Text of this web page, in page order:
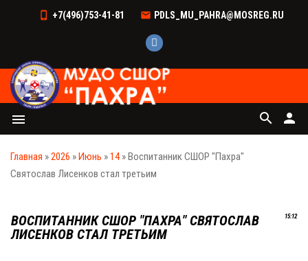
+7(496)753-41-81 PDLS_MU_PAHRA@MOSREG.RU
menu person
search
Главная »2026 »Июнь »14» Воспитанник СШОР "Пахра"
Святослав Лисенков стал третьим
15:12
ВОСПИТАННИК СШОР "ПАХРА" СВЯТОСЛАВ
ЛИСЕНКОВ СТАЛ ТРЕТЬИМ